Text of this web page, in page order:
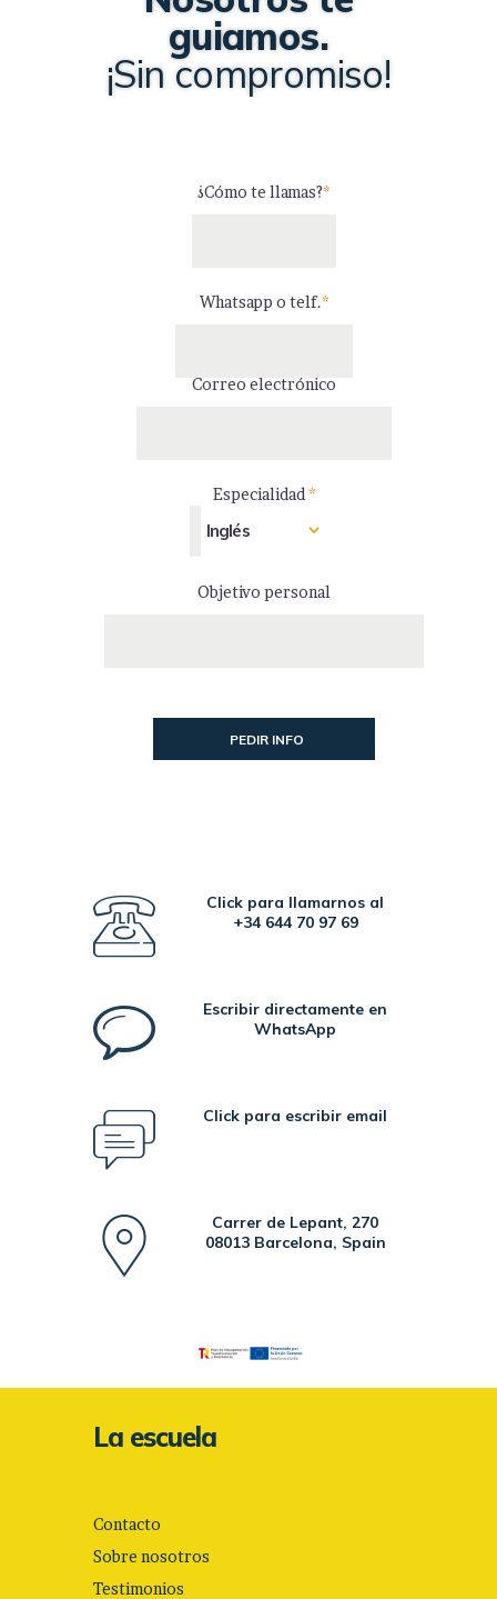
guiamos.
¡Sin compromiso!
¿Cómo te llamas?*
Whatsapp o telf.*
Correo electrónico
Especialidad *
Objetivo personal
Click para llamarnos al
+34 644 70 97 69
Escribir directamente en
WhatsApp
Click para escribir email
Carrer de Lepant, 270
08013 Barcelona, Spain
La escuela
Contacto
Sobre nosotros
Testimonios